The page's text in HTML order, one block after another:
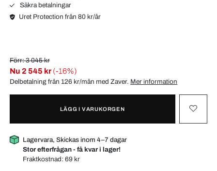
Säkra betalningar
Uret Protection från 80 kr/år
Förr: 3 045 kr
Nu 2 545 kr (-16%)
Delbetalning från 126 kr/mån med Zaver. Mer information
LÄGG I VARUKORGEN
Lagervara, Skickas inom 4–7 dagar
Stor efterfrågan - få kvar i lager!
Fraktkostnad:69 kr